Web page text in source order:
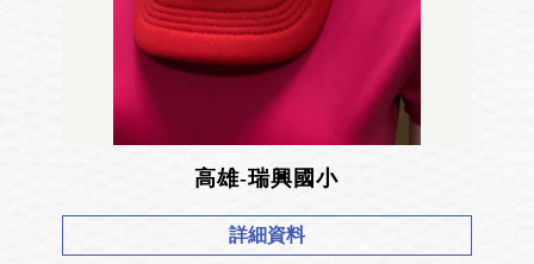
高雄-瑞興國小
詳細資料